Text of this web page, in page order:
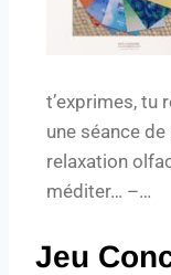
t’exprimes, tu
une séance
relaxation
méditer… –…
Jeu